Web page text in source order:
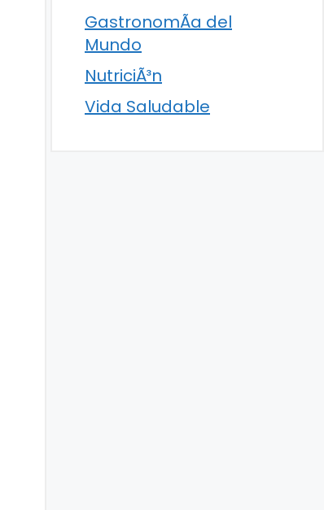
GastronomÃ­a del
Mundo
NutriciÃ³n
Vida Saludable